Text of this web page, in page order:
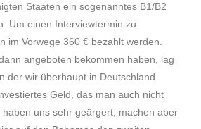
Staaten ein sogenanntes B1/B2
Um einen Interviewtermin zu
im Vorwege 360 € bezahlt werden.
angeboten bekommen haben, lag
der wir überhaupt in Deutschland
Geld, das man auch nicht
uns sehr geärgert, machen aber